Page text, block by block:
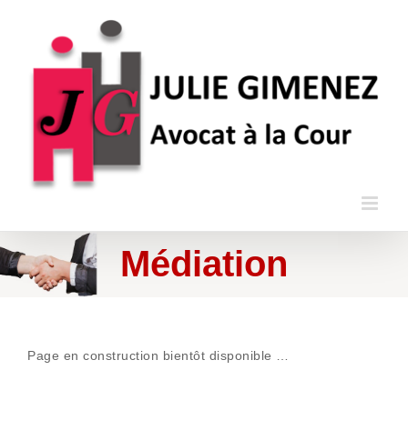
Médiation
Page en construction bientôt disponible …